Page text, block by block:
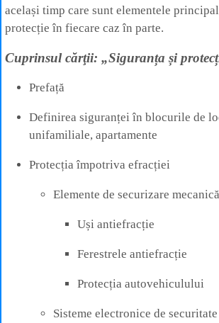
același timp care sunt elementele
protecție în fiecare caz în parte.
Cuprinsul cărţii: „Siguranța și
Prefață
Definirea siguranței în blocurile de
unifamiliale, apartamente
Protecția împotriva efracției
Elemente de securizare mecanică
Uși antiefracție
Ferestrele antiefracție
Protecția autovehiculului
Sisteme electronice de